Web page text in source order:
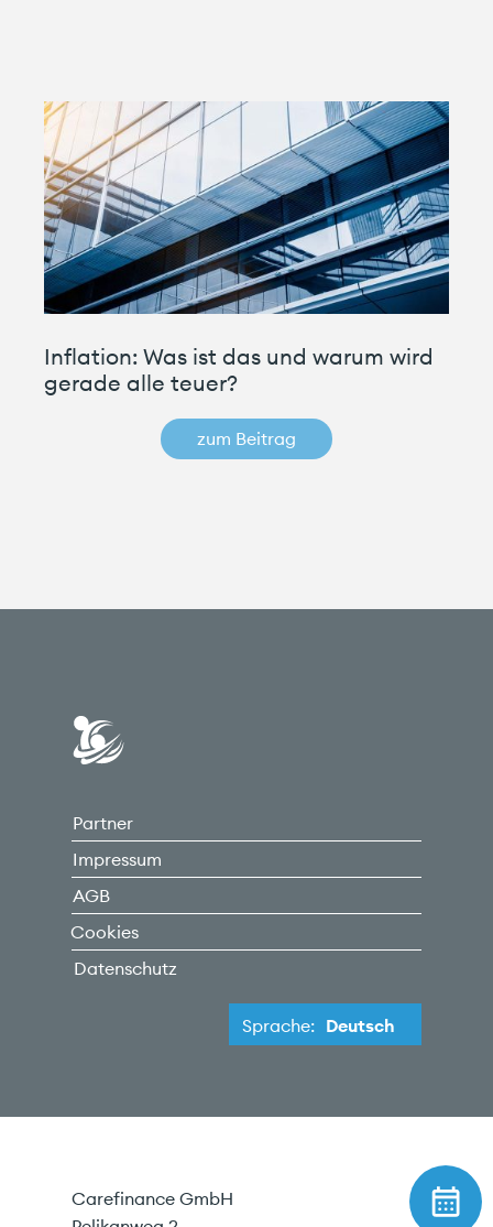
Inflation: Was ist das und warum wird
gerade alle teuer?
zum Beitrag
Carefinance
Partner
Impressum
AGB
Cookies
Datenschutz
Sprache: Deutsch
Carefinance GmbH